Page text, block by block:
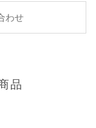
わせ
品